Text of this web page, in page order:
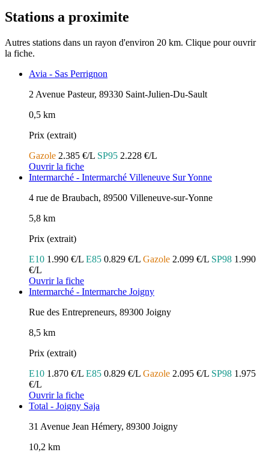
Stations a proximite
Autres stations dans un rayon d'environ 20 km. Clique pour ouvrir
la fiche.
Avia - Sas Perrignon
2 Avenue Pasteur, 89330 Saint-Julien-Du-Sault
0,5 km
Prix (extrait)
Gazole 2.385 €/L SP95 2.228 €/L
Ouvrir la fiche
Intermarché - Intermarché Villeneuve Sur Yonne
4 rue de Braubach, 89500 Villeneuve-sur-Yonne
5,8 km
Prix (extrait)
E10 1.990 €/L E85 0.829 €/L Gazole 2.099 €/L SP98 1.990
€/L
Ouvrir la fiche
Intermarché - Intermarche Joigny
Rue des Entrepreneurs, 89300 Joigny
8,5 km
Prix (extrait)
E10 1.870 €/L E85 0.829 €/L Gazole 2.095 €/L SP98 1.975
€/L
Ouvrir la fiche
Total - Joigny Saja
31 Avenue Jean Hémery, 89300 Joigny
10,2 km